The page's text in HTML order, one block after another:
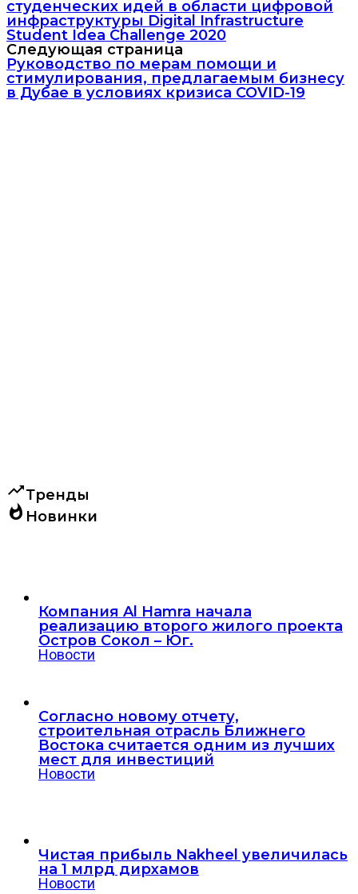
студенческих идей в области цифровой
инфраструктуры Digital Infrastructure
Student Idea Challenge 2020
Следующая страница
Руководство по мерам помощи и
стимулирования, предлагаемым бизнесу
в Дубае в условиях кризиса COVID-19
trending_upТренды
whatshot Новинки
Компания Al Hamra начала
реализацию второго жилого проекта
Остров Сокол – Юг.
Новости
Согласно новому отчету,
строительная отрасль Ближнего
Востока считается одним из лучших
мест для инвестиций
Новости
Чистая прибыль Nakheel увеличилась
на 1 млрд дирхамов
Новости